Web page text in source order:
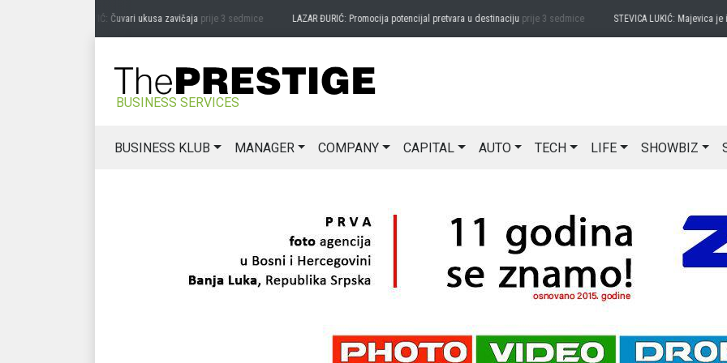
PREDRAG MIĆANOVIĆ: Čuvari ukusa zavičajaprije 3 sedmice LAZAR ĐURIĆ: Promocija potencijal pretvara u destinacijuprije 3 sedmice STEVICA LUKIĆ: Majevica je
BUSINESS SERVICES
BUSINESS KLUB MANAGER COMPANY CAPITAL AUTO TECH LIFE SHOWBIZ